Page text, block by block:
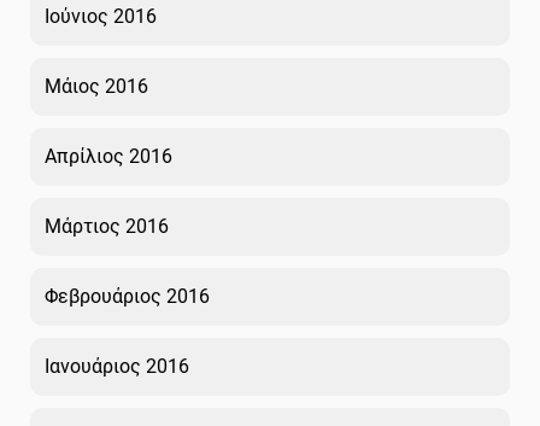
Ιούνιος 2016
Μάιος 2016
Απρίλιος 2016
Μάρτιος 2016
Φεβρουάριος 2016
Ιανουάριος 2016